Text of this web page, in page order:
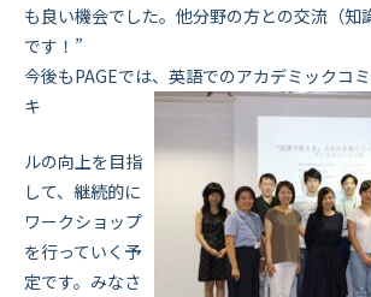
も良い機会でした。他分野の方との交流（知
です！”
今後もPAGEでは、英語でのアカデミックコ
キ
ルの向上を目指
して、継続的に
ワークショップ
を行っていく予
定です。みなさ